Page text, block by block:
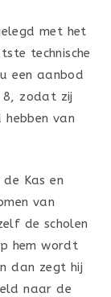
met het
technische
een aanbod
8, zodat zij
hebben van
Kas en
van
de scholen
hem wordt
dan zegt hij
naar de